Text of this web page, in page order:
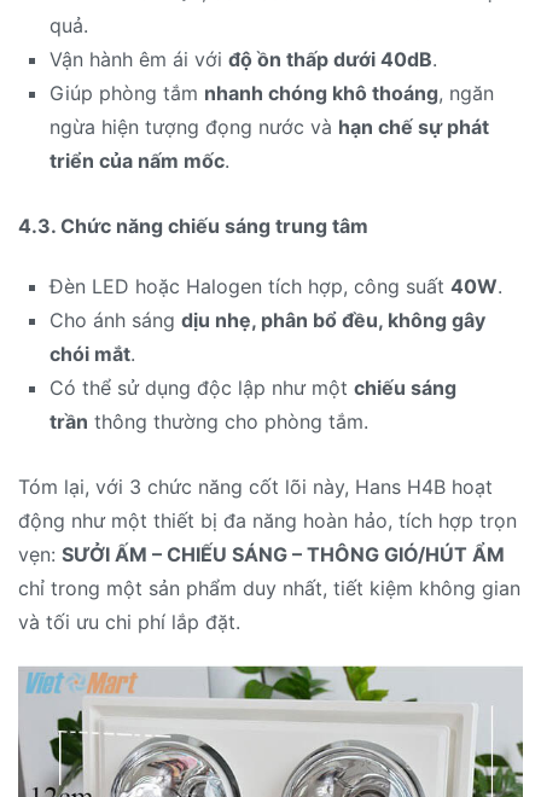
quả.
Vận hành êm ái với độ ồn thấp dưới 40dB.
Giúp phòng tắm nhanh chóng khô thoáng, ngăn
ngừa hiện tượng đọng nước và hạn chế sự phát
triển của nấm mốc.
4.3. Chức năng chiếu sáng trung tâm
Đèn LED hoặc Halogen tích hợp, công suất 40W.
Cho ánh sáng dịu nhẹ, phân bổ đều, không gây
chói mắt.
Có thể sử dụng độc lập như một chiếu sáng
trần thông thường cho phòng tắm.
Tóm lại, với 3 chức năng cốt lõi này, Hans H4B hoạt
động như một thiết bị đa năng hoàn hảo, tích hợp trọn
vẹn: SƯỞI ẤM – CHIẾU SÁNG – THÔNG GIÓ/HÚT ẨM
chỉ trong một sản phẩm duy nhất, tiết kiệm không gian
và tối ưu chi phí lắp đặt.